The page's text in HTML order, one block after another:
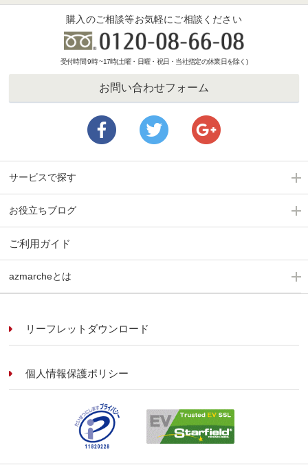
購入のご相談等お気軽にご相談ください
受付時間 9時 ~17時(土曜・日曜・祝日・当社指定の休業日を除く)
お問い合わせフォーム
サービスで探す
お役立ちブログ
ご利用ガイド
azmarcheとは
リーフレットダウンロード
個人情報保護ポリシー